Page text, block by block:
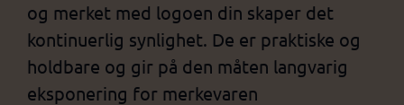
og merket med logoen din skaper det
kontinuerlig synlighet. De er praktiske og
holdbare og gir på den måten langvarig
eksponering for merkevaren